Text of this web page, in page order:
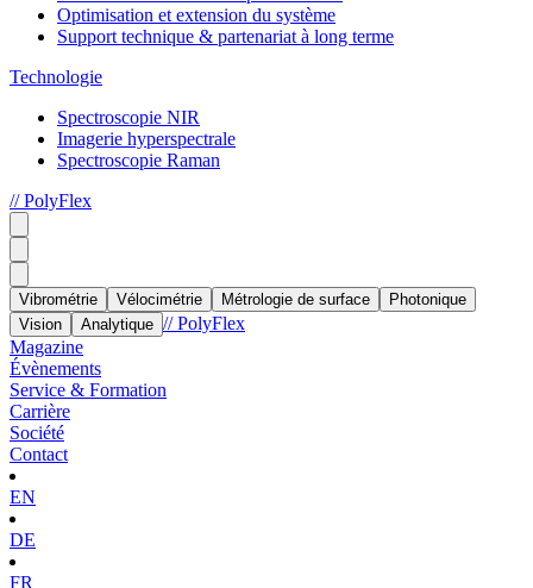
Optimisation et extension du système
Support technique & partenariat à long terme
Technologie
Spectroscopie NIR
Imagerie hyperspectrale
Spectroscopie Raman
// PolyFlex
Vibrométrie Vélocimétrie Métrologie de surface
Photonique
Vision
Analytique // PolyFlex
Magazine
Évènements
Service & Formation
Carrière
Société
Contact
EN
DE
FR